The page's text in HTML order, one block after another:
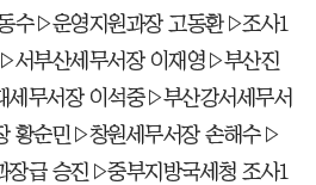
수▷운영지원과장 고동환▷조사1
서부산세무서장 이재영▷부산진
무서장 이석중▷부산강서세무서
황순민▷창원세무서장 손해수▷
급 승진▷중부지방국세청 조사1